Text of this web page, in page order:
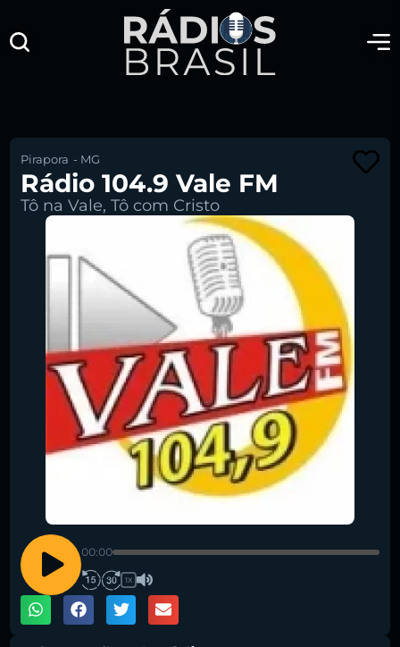
Pesquise aqui a sua rádio favorita:
Buscar rádio
Pirapora - MG
Rádio 104.9 Vale FM
Tô na Vale, Tô com Cristo
00:00
1X